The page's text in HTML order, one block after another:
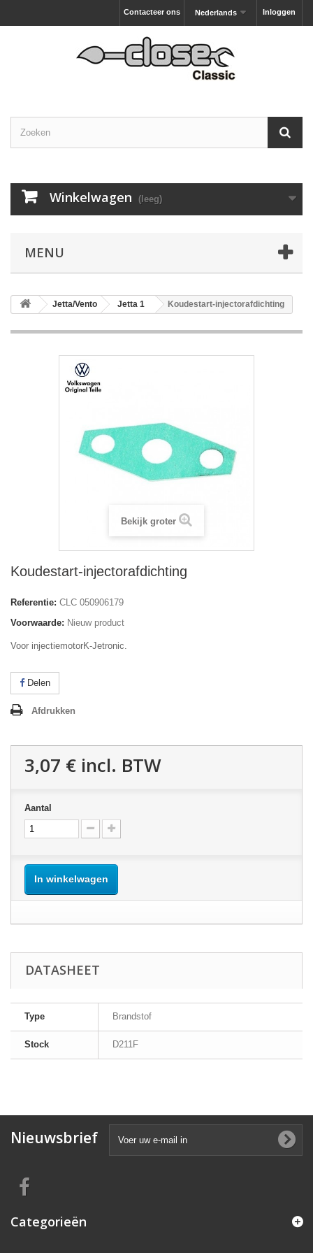
Inloggen
Nederlands
Contacteer ons
Winkelwagen (leeg)
MENU
Jetta/Vento Jetta 1 Koudestart-injectorafdichting
Bekijk groter
Koudestart-injectorafdichting
Referentie: CLC 050906179
Voorwaarde: Nieuw product
Voor injectiemotorK-Jetronic.
Delen
Afdrukken
3,07 € incl. BTW
Aantal
In winkelwagen
DATASHEET
Type Brandstof
Stock D211F
Nieuwsbrief
Categorieën